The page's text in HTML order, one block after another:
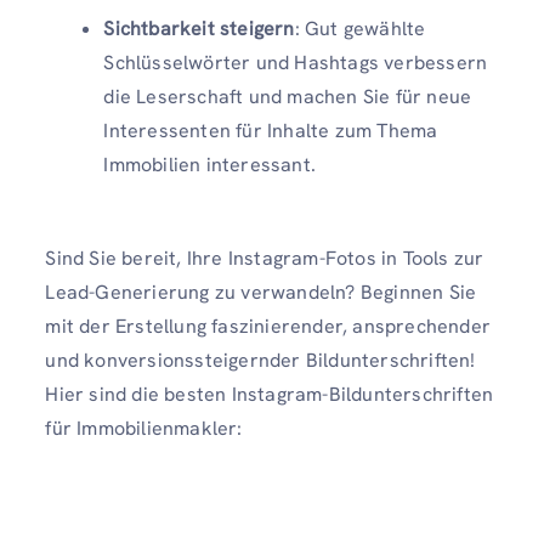
Sichtbarkeit steigern: Gut gewählte
Schlüsselwörter und Hashtags verbessern
die Leserschaft und machen Sie für neue
Interessenten für Inhalte zum Thema
Immobilien interessant.
Sind Sie bereit, Ihre Instagram-Fotos in Tools zur
Lead-Generierung zu verwandeln? Beginnen Sie
mit der Erstellung faszinierender, ansprechender
und konversionssteigernder Bildunterschriften!
Hier sind die besten Instagram-Bildunterschriften
für Immobilienmakler: